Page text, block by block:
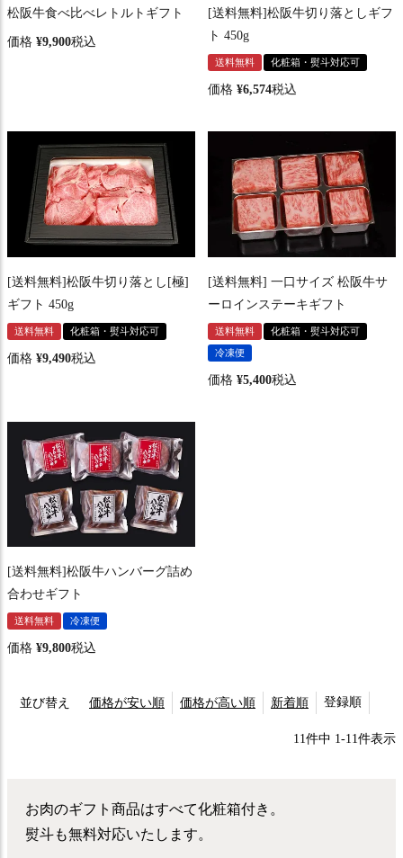
松阪牛食べ比べレトルトギフト
価格 ¥9,900税込
[送料無料]松阪牛切り落としギフ
ト 450g
送料無料 化粧箱・熨斗対応可
価格 ¥6,574税込
[送料無料]松阪牛切り落とし[極]
ギフト 450g
送料無料 化粧箱・熨斗対応可
価格 ¥9,490税込
[送料無料] 一口サイズ 松阪牛サ
ーロインステーキギフト
送料無料
化粧箱・熨斗対応可
冷凍便
価格 ¥5,400税込
[送料無料]松阪牛ハンバーグ詰め
合わせギフト
送料無料 冷凍便
価格 ¥9,800税込
並び替え 価格が安い順 価格が高い順 新着順 登録順
11件中 1-11件表示
お肉のギフト商品はすべて化粧箱付き。
熨斗も無料対応いたします。